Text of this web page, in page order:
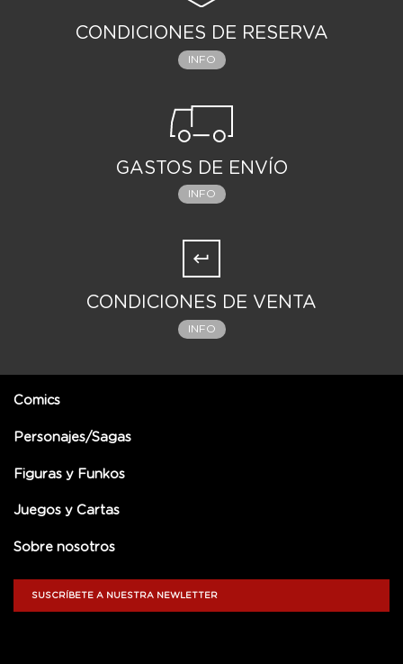
CONDICIONES DE RESERVA
INFO
GASTOS DE ENVÍO
INFO
CONDICIONES DE VENTA
INFO
Comics
Personajes/Sagas
Figuras y Funkos
Juegos y Cartas
Sobre nosotros
SUSCRÍBETE A NUESTRA NEWLETTER